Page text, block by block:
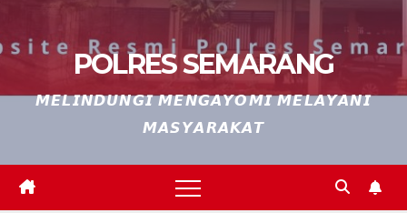
POLRES SEMARANG
𝙈𝙀𝙇𝙄𝙉𝘿𝙐𝙉𝙂𝙄 𝙈𝙀𝙉𝙂𝘼𝙔𝙊𝙈𝙄 𝙈𝙀𝙇𝘼𝙔𝘼𝙉𝙄
𝙈𝘼𝙎𝙔𝘼𝙍𝘼𝙆𝘼𝙏